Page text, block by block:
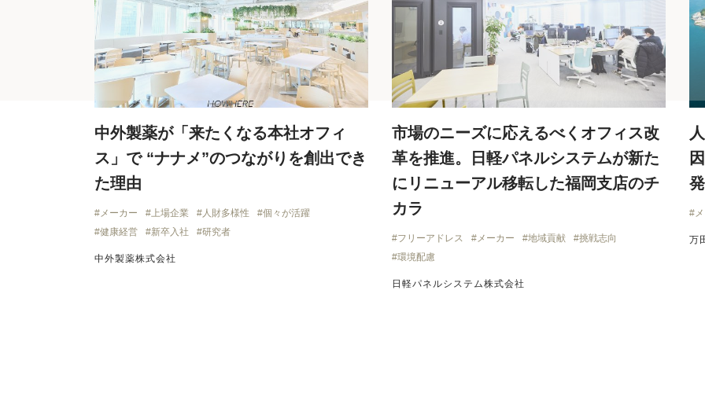
中外製薬が「来たくなる本社オフィ
ス」で “ナナメ”のつながりを創出でき
た理由
メーカー 上場企業 人財多様性
個々が活躍
健康経営
新卒入社 研究者
中外製薬株式会社
市場のニーズに応えるべくオフィス改
革を推進。日軽パネルシステムが新た
にリニューアル移転した福岡支店のチ
カラ
フリーアドレス メーカー 地域貢献
挑戦志向
環境配慮
日軽パネルシステム株式会社
万